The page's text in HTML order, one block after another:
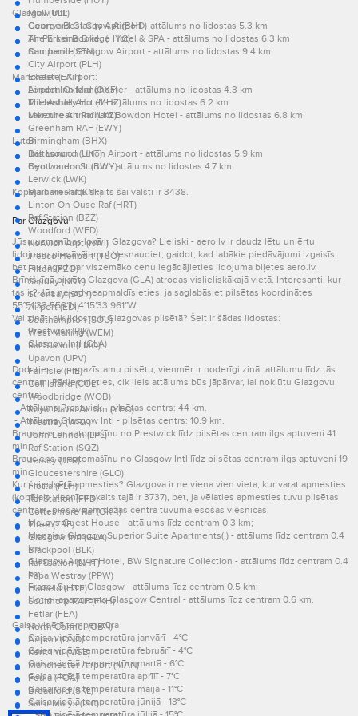
Mull (ULL)
George Best City Apt (BHD)
Air Parker Booker (HYC)
Southend (SEN)
City Airport (PLH)
Exeter (EXT)
London Oxford (OXF)
Mildenhall Arpt (MHZ)
Lakenheath Raf (LKZ)
Greenham RAF (EWY)
Birmingham (BHX)
Baltasound (UNT)
Bentwaters St (BWY)
Lerwick (LWK)
Marham Raf (KNF)
Linton On Ouse Raf (HRT)
Raf Station (BZZ)
Woodford (WFD)
Norwich Arpt (NWI)
Tresco Heliport (TSO)
Filton (FZO)
Sanday (NDY)
Stronsay (SOY)
Airport (EDI)
Southampton (SOU)
West Malling (WEM)
Raf Station (LMO)
Upavon (UPV)
Fair Isle (FIE)
Coll Island (COL)
Woodbridge (WOB)
Royal Naval Air Stn (YEO)
Westray (WRY)
John Lennon (LPL)
Raf Station (SQZ)
Jersey (JER)
Gloucestershire (GLO)
Flotta (FLH)
Raf Station (FFD)
Cottesmore Raf (OKH)
Tiree (TRE)
Glasgow Intl (GLA)
Blackpool (BLK)
Raf Station (NHT)
Papa Westray (PPW)
Hatfield (HTF)
Sculthorp RAF (FKH)
Fetlar (FEA)
North Connel (OBN)
Airport (DND)
Kent Intl (MSE)
Manchester Airport (MAN)
Foula (FOA)
Broadford (SKL)
Saint Marys (ISC)
Glasgow Intl:
Courtyard Glasgow Airport - attālums no lidostas 5.3 km
The Erskine Bridge Hotel & SPA - attālums no lidostas 6.3 km
Campanile Glasgow Airport - attālums no lidostas 9.4 km
Manchester Airport:
Airport Inn Manchester - attālums no lidostas 4.3 km
The Ashley Hotel - attālums no lidostas 6.2 km
Mercure Altrincham Bowdon Hotel - attālums no lidostas 6.8 km
Luton:
Ibis London Luton Airport - attālums no lidostas 5.9 km
Oyo London Luton - attālums no lidostas 4.7 km
Kopējais viesnīcu skaits šai valstī ir 3438.
Par Glazgovu
Jūsu uzmanības lokā ir Glazgova? Lieliski - aero.lv ir daudz lētu un ērtu
lidojumu piedāvājumu! Nesnaudiet, gaidot, kad labākie piedāvājumi izgaisīs,
bet jau tagad par viszemāko cenu iegādājieties lidojuma biļetes aero.lv.
Brīnišķīgā pilsēta Glazgova (GLA) atrodas vislieliskākajā vietā. Interesanti, kur
tas ir? Jūs nekad neapmaldīsieties, ja saglabāsiet pilsētas koordinātes
55°51′33.558″N 4°15′33.961″W.
Vai zināt, cik lidostu ir Glazgovas pilsētā? Šeit ir šādas lidostas:
Prestwick (PIK)
Glasgow Intl (GLA)
Dodoties uz nepazīstamu pilsētu, vienmēr ir noderīgi zināt attālumu līdz tās
centram. Pārliecinieties, cik liels attālums būs jāpārvar, lai nokļūtu Glazgovu
centrā:
- Attālums Prestwick - pilsētas centrs: 44 km.
- Attālums Glasgow Intl - pilsētas centrs: 10.9 km.
Brauciens ar automašīnu no Prestwick līdz pilsētas centram ilgs aptuveni 41
min.
Brauciens ar automašīnu no Glasgow Intl līdz pilsētas centram ilgs aptuveni 19
min.
Kur šai pilsētā apmesties? Glazgova ir ne viena vien vieta, kur varat apmesties
(kopējais viesnīcu skaits tajā ir 3737), bet, ja vēlaties apmesties tuvu pilsētas
centram, piedāvājam dažas centra tuvumā esošas viesnīcas:
McLays Guest House - attālums līdz centram 0.3 km;
Menzies Glasgow Superior Suite Apartments(.) - attālums līdz centram 0.4
km;
Glasgow Argyle Hotel, BW Signature Collection - attālums līdz centram 0.4
km;
Fraser Suites Glasgow - attālums līdz centram 0.5 km;
Hot-el-apartments Glasgow Central - attālums līdz centram 0.6 km.
Gaisa vidējā temperatūra
Gaisa vidējā temperatūra janvārī - 4°C
Gaisa vidējā temperatūra februārī - 4°C
Gaisa vidējā temperatūra martā - 6°C
Gaisa vidējā temperatūra aprīlī - 7°C
Gaisa vidējā temperatūra maijā - 11°C
Gaisa vidējā temperatūra jūnijā - 13°C